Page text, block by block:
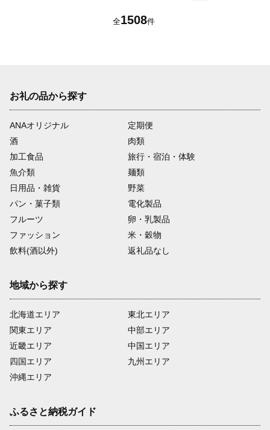
全1508件
お礼の品から探す
ANAオリジナル
定期便
酒
肉類
加工食品
旅行・宿泊・体験
魚介類
麺類
日用品・雑貨
野菜
パン・菓子類
電化製品
フルーツ
卵・乳製品
ファッション
米・穀物
飲料(酒以外)
返礼品なし
地域から探す
北海道エリア
関東エリア
近畿エリア
四国エリア
沖縄エリア
東北エリア
中部エリア
中国エリア
九州エリア
ふるさと納税ガイド